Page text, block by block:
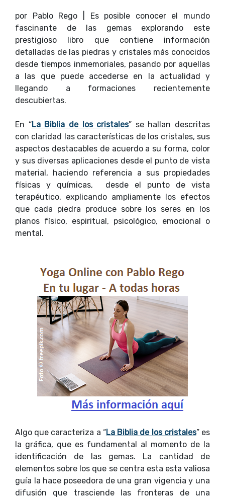
por Pablo Rego | Es posible conocer el mundo
fascinante de las gemas explorando este
prestigioso libro que contiene información
detalladas de las piedras y cristales más conocidos
desde tiempos inmemoriales, pasando por aquellas
a las que puede accederse en la actualidad y
llegando a formaciones recientemente
descubiertas.
En “La Biblia de los cristales” se hallan descritas
con claridad las características de los cristales, sus
aspectos destacables de acuerdo a su forma, color
y sus diversas aplicaciones desde el punto de vista
material, haciendo referencia a sus propiedades
físicas y químicas, desde el punto de vista
terapéutico, explicando ampliamente los efectos
que cada piedra produce sobre los seres en los
planos físico, espiritual, psicológico, emocional o
mental.
Algo que caracteriza a “La Biblia de los cristales” es
la gráfica, que es fundamental al momento de la
identificación de las gemas. La cantidad de
elementos sobre los que se centra esta esta valiosa
guía la hace poseedora de una gran vigencia y una
difusión que trasciende las fronteras de una